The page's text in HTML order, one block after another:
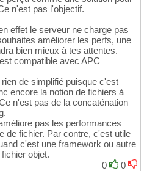
n'est pas l'objectif.
effet le serveur ne charge pas
améliorer les perfs, une
bien mieux à tes attentes.
compatible avec APC
de simplifié puisque c'est
encore la notion de fichiers à
n'est pas de la concaténation
pas les performances
de fichier. Par contre, c'est utile
c'est une framework ou autre
objet.
0
0